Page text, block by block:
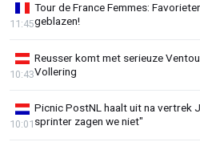
Tour de France Femmes:
geblazen!
11:45
Reusser komt met serieuze
Vollering
10:43
Picnic PostNL haalt uit na vertrek
sprinter zagen we niet"
10:01